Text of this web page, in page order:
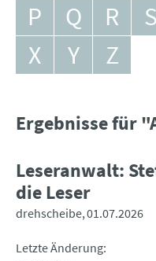
P
Q R S
X
Y Z
Ergebnisse für
Leseranwalt:
die Leser
drehscheibe 01.07.2026
Letzte Änderung